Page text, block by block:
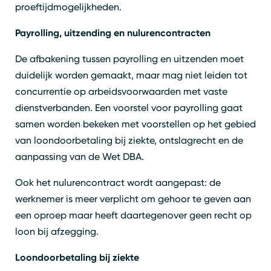
proeftijdmogelijkheden.
Payrolling, uitzending en nulurencontracten
De afbakening tussen payrolling en uitzenden moet
duidelijk worden gemaakt, maar mag niet leiden tot
concurrentie op arbeidsvoorwaarden met vaste
dienstverbanden. Een voorstel voor payrolling gaat
samen worden bekeken met voorstellen op het gebied
van loondoorbetaling bij ziekte, ontslagrecht en de
aanpassing van de Wet DBA.
Ook het nulurencontract wordt aangepast: de
werknemer is meer verplicht om gehoor te geven aan
een oproep maar heeft daartegenover geen recht op
loon bij afzegging.
Loondoorbetaling bij ziekte